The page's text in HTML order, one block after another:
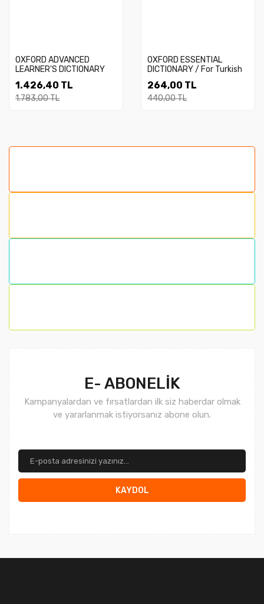
OXFORD ADVANCED
LEARNER'S DICTIONARY
1.426,40 TL
1.783,00 TL
OXFORD ESSENTIAL
DICTIONARY / For Turkish
264,00 TL
440,00 TL
E- ABONELİK
Kampanyalardan ve fırsatlardan ilk siz haberdar olmak
ve yararlanmak istiyorsanız abone olun.
KAYDOL